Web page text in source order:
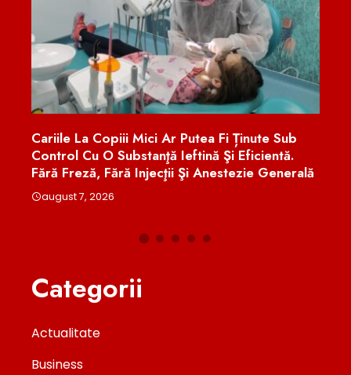
Cariile La Copiii Mici Ar Putea Fi Ținute Sub
Control Cu O Substanţă Ieftină Şi Eficientă.
Fără Freză, Fără Injecţii Şi Anestezie Generală
august 7, 2026
Categorii
Actualitate
Business